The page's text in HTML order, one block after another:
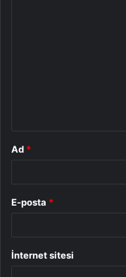
Ad *
E-posta *
İnternet sitesi